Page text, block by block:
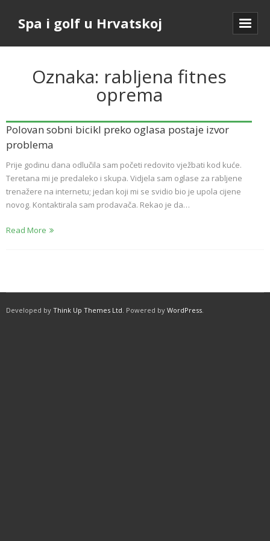
Spa i golf u Hrvatskoj
Oznaka: rabljena fitnes
oprema
Polovan sobni bicikl preko oglasa postaje izvor
problema
Prije godinu dana odlučila sam početi redovito vježbati kod kuće.
Teretana mi je predaleko i skupa. Vidjela sam oglase za rabljene
trenažere na internetu; jedan koji mi se svidio bio je upola cijene
novog. Kontaktirala sam prodavača. Rekao je da…
Read More
Developed by Think Up Themes Ltd. Powered by WordPress.